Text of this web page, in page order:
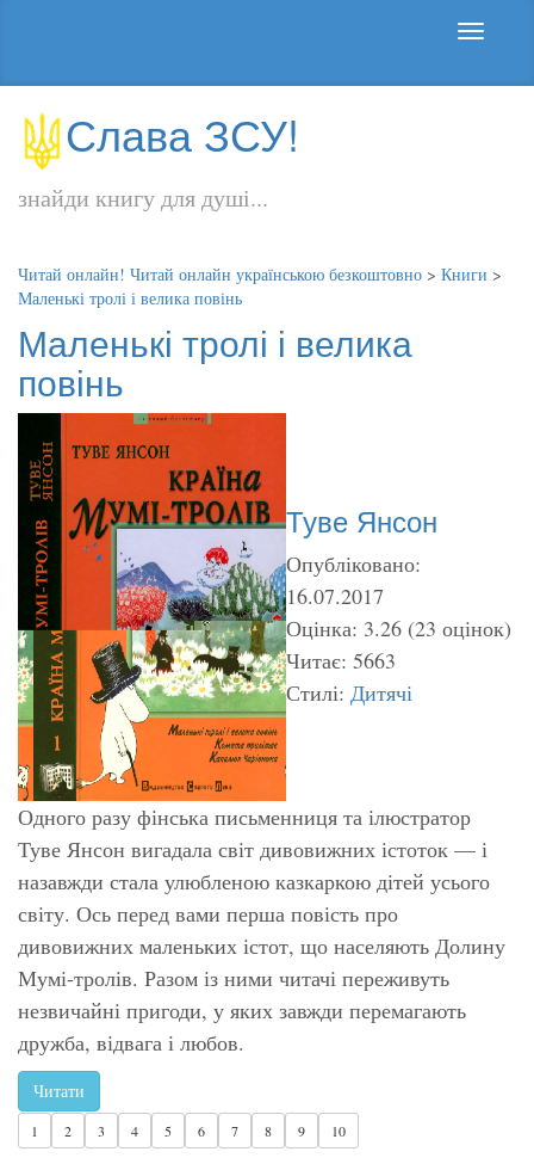
Слава ЗСУ!
знайди книгу для душі...
Читай онлайн! Читай онлайн українською безкоштовно > Книги >
Маленькі тролі і велика повінь
Маленькі тролі і велика
повінь
Туве Янсон
Опубліковано:
16.07.2017
Оцінка: 3.26 (23 оцінок)
Читає: 5663
Стилі: Дитячі
Одного разу фінська письменниця та ілюстратор
Туве Янсон вигадала світ дивовижних істоток — і
назавжди стала улюбленою казкаркою дітей усього
світу. Ось перед вами перша повість про
дивовижних маленьких істот, що населяють Долину
Мумі-тролів. Разом із ними читачі переживуть
незвичайні пригоди, у яких завжди перемагають
дружба, відвага і любов.
Читати
1 2 3 4 5 6 7 8 9 10